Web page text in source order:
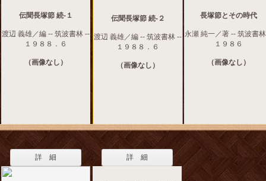
伝聞長塚節 続‐１
渡辺 義雄／編 -- 筑波書林 --
１９８８．６
（画像なし）
伝聞長塚節 続‐２
渡辺 義雄／編 -- 筑波書林 --
１９８８．６
（画像なし）
長塚節とその時代
永瀬 純一／著 -- 筑波書
１９８６
（画像なし）
詳 細 詳 細